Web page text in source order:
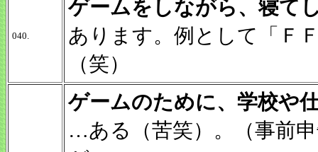
040.
ゲームをしながら、寝て
あります。例として「Ｆ
（笑）
ゲームのために、学校や
…ある（苦笑）。（事前